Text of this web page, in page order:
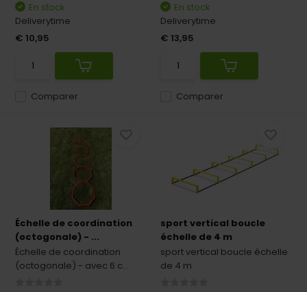
Comparer
En stock
Deliverytime
€ 10,95
Comparer
En stock
Deliverytime
€ 13,95
Échelle de coordination
(octogonale) - ...
Échelle de coordination
(octogonale) - avec 6 c...
sport vertical boucle
échelle de 4 m
sport vertical boucle échelle
de 4 m